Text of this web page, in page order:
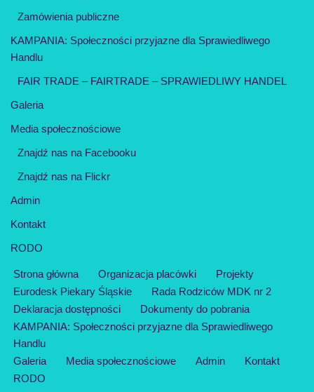
Zamówienia publiczne
KAMPANIA: Społeczności przyjazne dla Sprawiedliwego
Handlu
FAIR TRADE – FAIRTRADE – SPRAWIEDLIWY HANDEL
Galeria
Media społecznościowe
Znajdź nas na Facebooku
Znajdź nas na Flickr
Admin
Kontakt
RODO
Strona główna Organizacja placówki
Projekty
Eurodesk Piekary Śląskie
Rada Rodziców MDK nr 2
Deklaracja dostępności
Dokumenty do pobrania
KAMPANIA: Społeczności przyjazne dla Sprawiedliwego
Handlu
Galeria
Media społecznościowe Admin
Kontakt
RODO